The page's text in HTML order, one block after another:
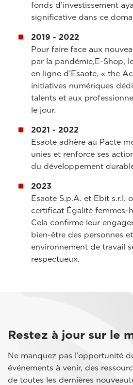
fonds d’investissement
significative dans ce
2019 - 2022
Pour faire face aux
par la pandémie,E-Shop,
en ligne d’Esaote, « the
initiatives numériques
talents et aux
le jour.
2021 - 2022
Esaote adhère au Pacte
unies et renforce ses
du développement
2023
Esaote S.p.A. et Ebit s.r.l.
certificat Égalité femmes-
Cela confirme leur
bien-être des personnes
environnement de travail
respectueux.
Restez à jour sur le
Ne manquez pas l’opportunité
événements à venir, des
de toutes les dernières